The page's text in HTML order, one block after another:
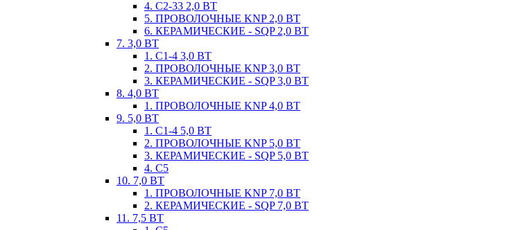
4. С2-33 2,0 ВТ
5. ПРОВОЛОЧНЫЕ KNP 2,0 ВТ
6. КЕРАМИЧЕСКИЕ - SQP 2,0 ВТ
7. 3,0 ВТ
1. С1-4 3,0 ВТ
2. ПРОВОЛОЧНЫЕ KNP 3,0 ВТ
3. КЕРАМИЧЕСКИЕ - SQP 3,0 ВТ
8. 4,0 ВТ
1. ПРОВОЛОЧНЫЕ KNP 4,0 ВТ
9. 5,0 ВТ
1. С1-4 5,0 ВТ
2. ПРОВОЛОЧНЫЕ KNP 5,0 ВТ
3. КЕРАМИЧЕСКИЕ - SQP 5,0 ВТ
4. С5
10. 7,0 ВТ
1. ПРОВОЛОЧНЫЕ KNP 7,0 ВТ
2. КЕРАМИЧЕСКИЕ - SQP 7,0 ВТ
11. 7,5 ВТ